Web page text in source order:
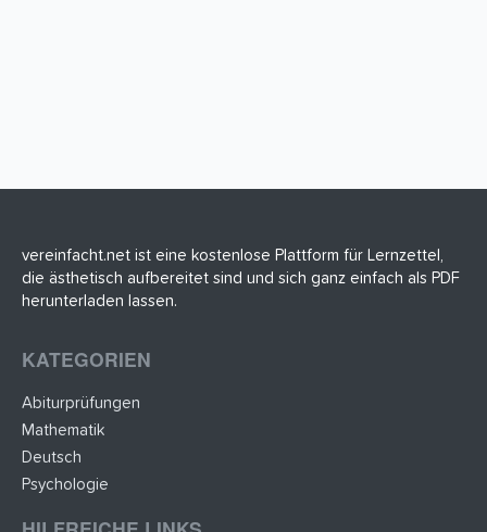
vereinfacht.net ist eine kostenlose Plattform für Lernzettel,
die ästhetisch aufbereitet sind und sich ganz einfach als PDF
herunterladen lassen.
KATEGORIEN
Abiturprüfungen
Mathematik
Deutsch
Psychologie